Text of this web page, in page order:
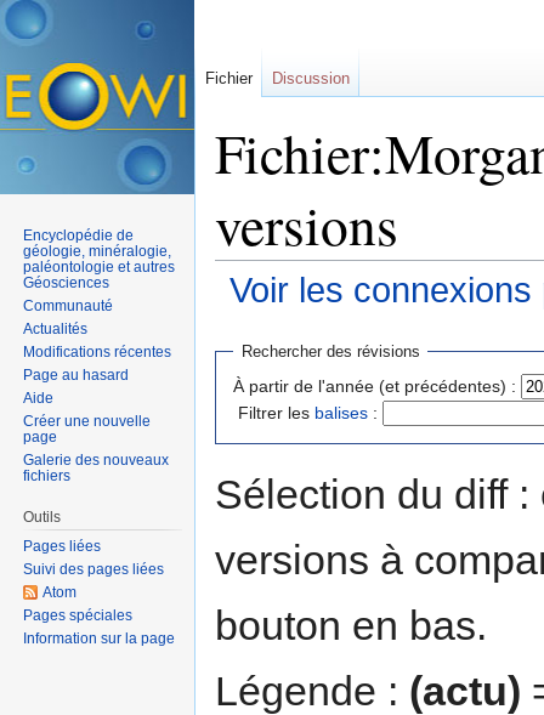
versions
Voir les
Rechercher des révisions
À partir de l'année (et précédentes) :
Filtrer les balises :
Sélection du diff
versions à
bouton en bas.
Légende : (actu)
Fichier Discussion
Encyclopédie de
géologie, minéralogie,
paléontologie et autres
Géosciences
Communauté
Actualités
Modifications récentes
Page au hasard
Aide
Créer une nouvelle
page
Galerie des nouveaux
fichiers
Outils
Pages liées
Suivi des pages liées
Atom
Pages spéciales
Information sur la page